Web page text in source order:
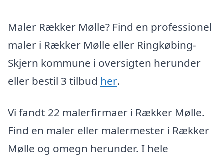
Maler Rækker Mølle? Find en professionel
maler i Rækker Mølle eller Ringkøbing-
Skjern kommune i oversigten herunder
eller bestil 3 tilbud her.
Vi fandt 22 malerfirmaer i Rækker Mølle.
Find en maler eller malermester i Rækker
Mølle og omegn herunder. I hele